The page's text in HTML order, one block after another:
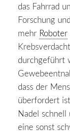
das Fahrrad
Forschung
mehr Roboter
durchgeführt
dass der
überfordert
Nadel schnell
eine sonst